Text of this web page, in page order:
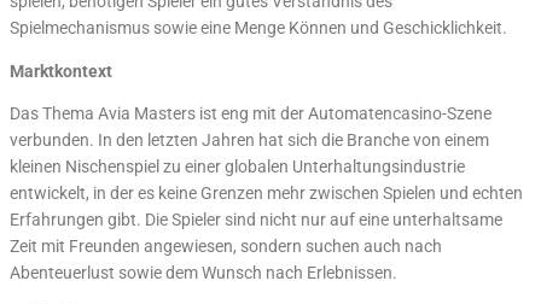
Spielmechanismus sowie eine Menge Können und Geschicklichkeit.
Marktkontext
Das Thema Avia Masters ist eng mit der Automatencasino-Szene
verbunden. In den letzten Jahren hat sich die Branche von einem
kleinen Nischenspiel zu einer globalen Unterhaltungsindustrie
entwickelt, in der es keine Grenzen mehr zwischen Spielen und echten
Erfahrungen gibt. Die Spieler sind nicht nur auf eine unterhaltsame
Zeit mit Freunden angewiesen, sondern suchen auch nach
Abenteuerlust sowie dem Wunsch nach Erlebnissen.